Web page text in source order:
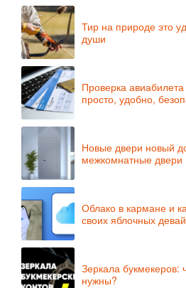
Тир на природе это
души
Проверка
просто, удобно,
Новые двери новый
межкомнатные двери
Облако в кармане и
своих яблочных
Зеркала букмекеров:
нужны?